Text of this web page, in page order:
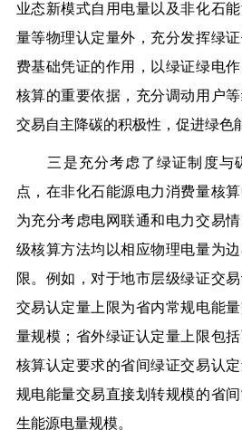
业态新模式自用电量以及非化石
量等物理认定量外，充分发挥绿
费基础凭证的作用，以绿证绿电
核算的重要依据，充分调动用户
交易自主降碳的积极性，促进绿色
三是充分考虑了绿证制度与
点，在非化石能源电力消费量核
为充分考虑电网联通和电力交易
级核算方法均以相应物理电量为
限。例如，对于地市层级绿证交
交易认定量上限为省内常规电能
量规模；省外绿证认定量上限包
核算认定要求的省间绿证交易认
规电能量交易直接划转规模的省
生能源电量规模。